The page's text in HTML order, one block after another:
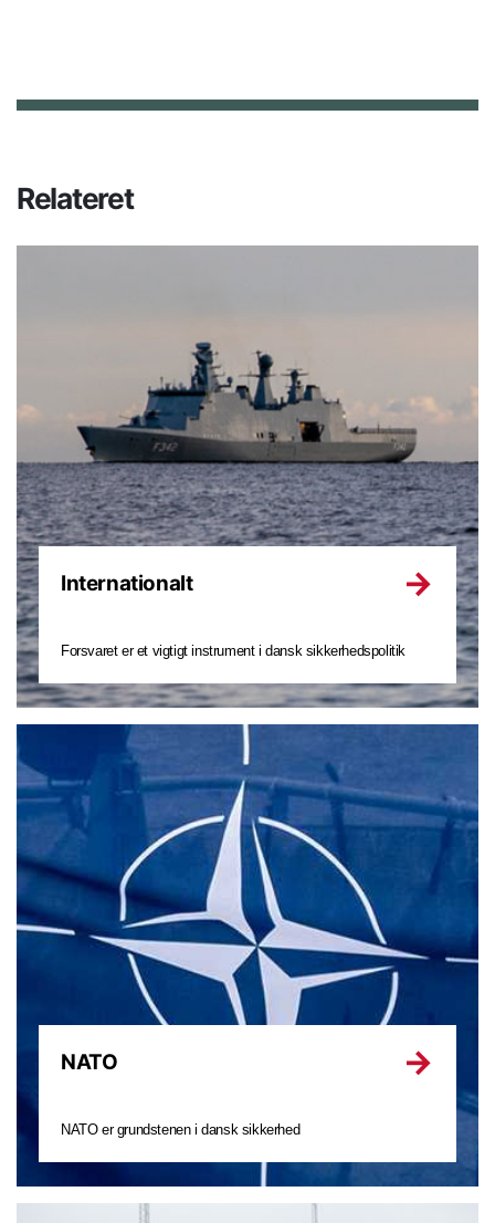
Relateret
Internationalt
Forsvaret er et vigtigt instrument i dansk sikkerhedspolitik
NATO
NATO er grundstenen i dansk sikkerhed